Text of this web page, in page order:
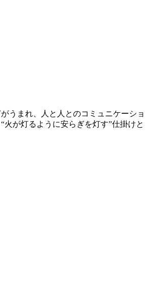
うまれ、人と人とのコミュニケーショ
が灯るように安らぎを灯す”仕掛けと